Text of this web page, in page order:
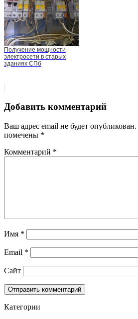
Получение мощности
электросети в старых
зданиях СПб
Добавить комментарий
Ваш адрес email не будет опубликован.
помечены *
Комментарий *
Имя *
Email *
Сайт
Категории